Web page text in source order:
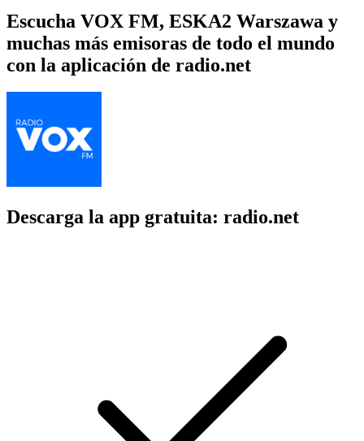
Escucha VOX FM, ESKA2 Warszawa y
muchas más emisoras de todo el mundo
con la aplicación de radio.net
Descarga la app gratuita: radio.net